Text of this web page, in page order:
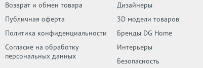
Возврат и обмен товара
Публичная оферта
Политика конфиденциальности
Согласие на обработку
персональных данных
Дизайнеры
3D модели товаров
Бренды DG Home
Интерьеры
Безопасность